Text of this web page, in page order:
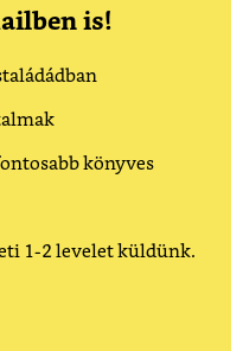
is!
könyves
1-2 levelet küldünk.